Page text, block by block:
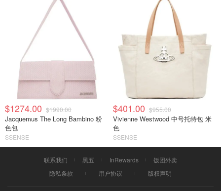
$1274.00 $1990.00
Jacquemus The Long Bambino 粉
色包
SSENSE
$401.00 $955.00
Vivienne Westwood 中号托特包 米
色
SSENSE
联系我们 黑五 InRewards
饭团外卖
隐私条款
用户协议 版权声明